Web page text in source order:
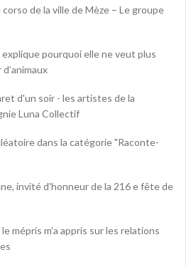
corso de la ville de Mèze – Le groupe
pourquoi elle ne veut plus
d'un soir - les artistes de la
Luna Collectif
dans la catégorie "Raconte-
invité d'honneur de la 216 e fête de
mépris m’a appris sur les relations